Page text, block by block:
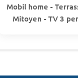
Mobil home -
Mitoyen - TV 3